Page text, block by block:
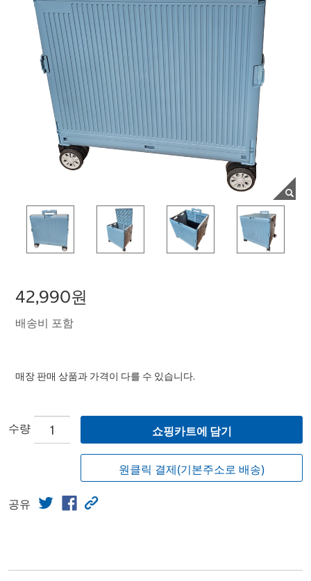
42,990원
배송비 포함
매장 판매 상품과 가격이 다를 수 있습니다.
수량 쇼핑카트에 담기
원클릭 결제(기본주소로 배송)
공유